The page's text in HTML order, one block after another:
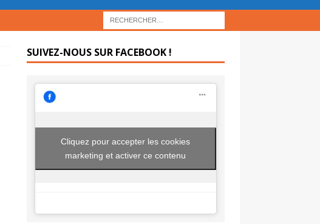
SUIVEZ-NOUS SUR FACEBOOK !
Cliquez pour accepter les cookies
marketing et activer ce contenu